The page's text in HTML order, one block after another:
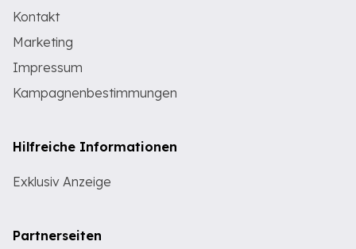
Kontakt
Marketing
Impressum
Kampagnenbestimmungen
Hilfreiche Informationen
Exklusiv Anzeige
Partnerseiten